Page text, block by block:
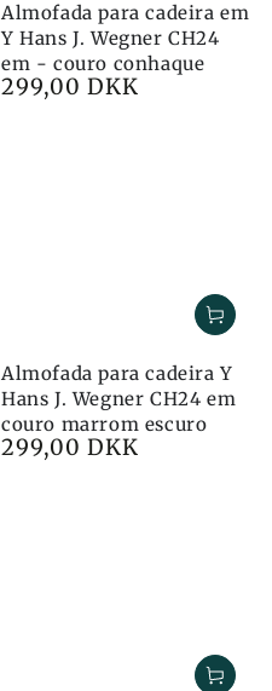
Almofada para cadeira em
Y Hans J. Wegner CH24
em - couro conhaque
Preço
299,00 DKK
Almofada para cadeira Y
Hans J. Wegner CH24 em
couro marrom escuro
Preço
299,00 DKK